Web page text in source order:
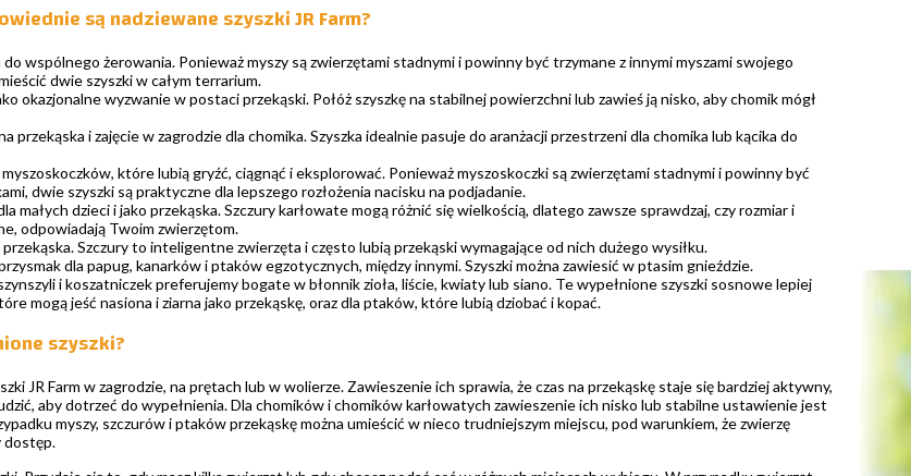
są nadziewane szyszki JR Farm?
do wspólnego żerowania. Ponieważ myszy są zwierzętami stadnymi i powinny być trzymane z innymi myszami swojego
dwie szyszki w całym terrarium.
okazjonalne wyzwanie w postaci przekąski. Połóż szyszkę na stabilnej powierzchni lub zawieś ją nisko, aby chomik mógł
przekąska i zajęcie w zagrodzie dla chomika. Szyszka idealnie pasuje do aranżacji przestrzeni dla chomika lub kącika do
które lubią gryźć, ciągnąć i eksplorować. Ponieważ myszoskoczki są zwierzętami stadnymi i powinny być
dwie szyszki są praktyczne dla lepszego rozłożenia nacisku na podjadanie.
małych dzieci i jako przekąska. Szczury karłowate mogą różnić się wielkością, dlatego zawsze sprawdzaj, czy rozmiar i
odpowiadają Twoim zwierzętom.
Szczury to inteligentne zwierzęta i często lubią przekąski wymagające od nich dużego wysiłku.
dla papug, kanarków i ptaków egzotycznych, między innymi. Szyszki można zawiesić w ptasim gnieździe.
i koszatniczek preferujemy bogate w błonnik zioła, liście, kwiaty lub siano. Te wypełnione szyszki sosnowe lepiej
mogą jeść nasiona i ziarna jako przekąskę, oraz dla ptaków, które lubią dziobać i kopać.
szyszki?
JR Farm w zagrodzie, na prętach lub w wolierze. Zawieszenie ich sprawia, że czas na przekąskę staje się bardziej aktywny,
aby dotrzeć do wypełnienia. Dla chomików i chomików karłowatych zawieszenie ich nisko lub stabilne ustawienie jest
myszy, szczurów i ptaków przekąskę można umieścić w nieco trudniejszym miejscu, pod warunkiem, że zwierzę
dostęp.